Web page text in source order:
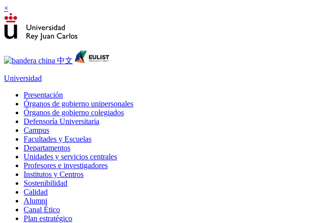
×
Universidad
Presentación
Órganos de gobierno unipersonales
Órganos de gobierno colegiados
Defensoría Universitaria
Campus
Facultades y Escuelas
Departamentos
Unidades y servicios centrales
Profesores e investigadores
Institutos y Centros
Sostenibilidad
Calidad
Alumni
Canal Ético
Plan estratégico